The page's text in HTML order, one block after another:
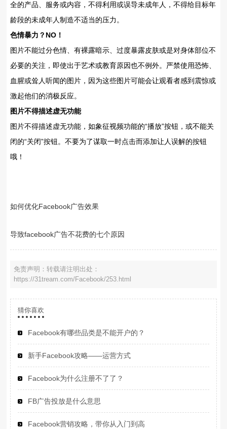
全的产品、服务或内容，不得利用或误导未成年人，不得给目标年
龄段的未成年人制造不适当的压力。
色情暴力？NO！
图片不能过分色情、有裸露暗示、过度暴露皮肤或是对身体部位不
必要的关注，即使出于艺术或教育原因也不例外。严禁使用恐怖、
血腥或耸人听闻的图片，因为这些图片可能会让观看者感到震惊或
激起他们的消极反应。
图片不得描述虚无功能
图片不得描述虚无功能，如象征视频功能的“播放”按钮，或不能关
闭的“关闭”按钮。不要为了谋取一时点击而添加让人误解的按钮
哦！
如何优化Facebook广告效果
导致facebook广告不花费的七个原因
免责声明：转载请注明出处：
https://31tream.com/Facebook/253.html
猜你喜欢
Facebook有哪些品类是不能开户的？
新手Facebook攻略——运营方式
Facebook为什么注册不了了？
FB广告投放是什么意思
Facebook营销攻略，带你从入门到高